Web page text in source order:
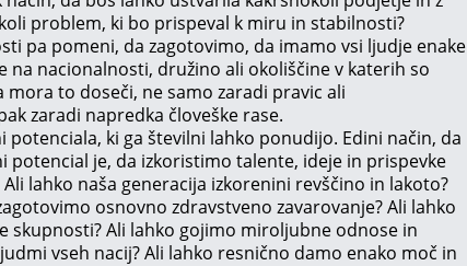
problem, ki bo prispeval k miru in stabilnosti?
pa pomeni, da zagotovimo, da imamo vsi ljudje enake
na nacionalnosti, družino ali okoliščine v katerih so
mora to doseči, ne samo zaradi pravic ali
zaradi napredka človeške rase.
potenciala, ki ga številni lahko ponudijo. Edini način, da
potencial je, da izkoristimo talente, ideje in prispevke
lahko naša generacija izkorenini revščino in lakoto?
osnovno zdravstveno zavarovanje? Ali lahko
skupnosti? Ali lahko gojimo miroljubne odnose in
vseh nacij? Ali lahko resnično damo enako moč in